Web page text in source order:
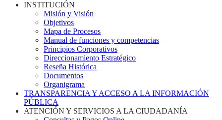
INSTITUCIÓN
Misión y Visión
Objetivos
Mapa de Procesos
Manual de funciones y competencias
Principios Corporativos
Direccionamiento Estratégico
Reseña Histórica
Documentos
Organigrama
TRANSPARENCIA Y ACCESO A LA INFORMACIÓN
PÚBLICA
ATENCIÓN Y SERVICIOS A LA CIUDADANÍA